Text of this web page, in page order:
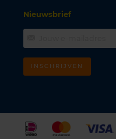
Nieuwsbrief
INSCHRIJVEN